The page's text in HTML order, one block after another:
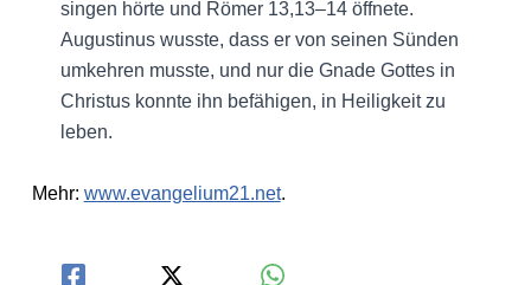
singen hörte und Römer 13,13–14 öffnete.
Augustinus wusste, dass er von seinen Sünden
umkehren musste, und nur die Gnade Gottes in
Christus konnte ihn befähigen, in Heiligkeit zu
leben.
Mehr: www.evangelium21.net.